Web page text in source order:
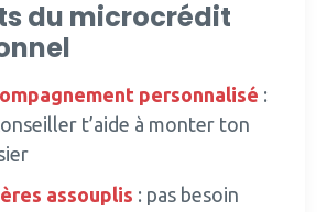
du microcrédit
personnalisé :
t’aide à monter ton
assouplis : pas besoin